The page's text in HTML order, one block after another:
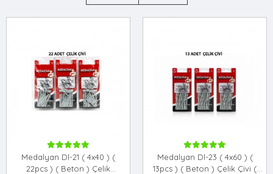
Medalyan Dl-21 ( 4x40 ) (
22pcs ) ( Beton ) Çelik
Medalyan Dl-23 ( 4x60 ) (
13pcs ) ( Beton ) Çelik Çivi (